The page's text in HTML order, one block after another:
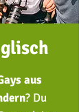
aus
? Du